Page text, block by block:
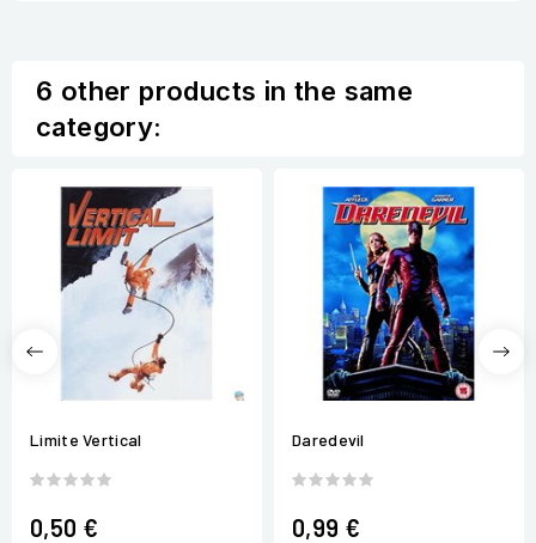
6 other products in the same
category:
Limite Vertical
0,50 €
Daredevil
0,99 €